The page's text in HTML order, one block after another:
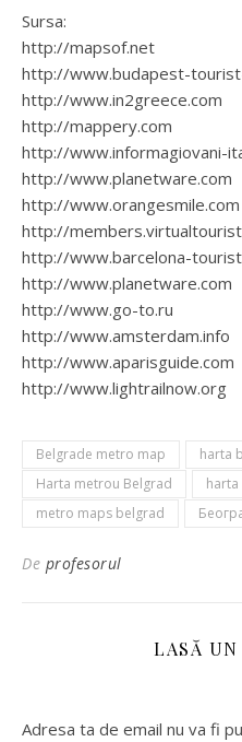
Sursa:
http://mapsof.net
http://www.budapest-
http://www.in2greece.com
http://mappery.com
http://www.informagiovani-
http://www.planetware.com
http://www.orangesmile.com
http://
http://www.barcelona-
http://www.planetware.com
http://www.go-to.ru
http://www.amsterdam.info
http://www.aparisguide.com
http://www.lightrailnow.org
Belgrade metro map
harta
Harta metrou Belgrad
metro maps belgrad
De profesorul
LASĂ UN
Adresa ta de email nu va fi